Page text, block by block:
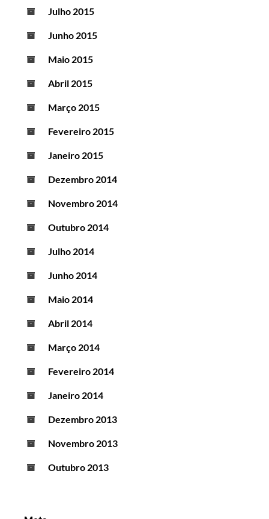
Julho 2015
Junho 2015
Maio 2015
Abril 2015
Março 2015
Fevereiro 2015
Janeiro 2015
Dezembro 2014
Novembro 2014
Outubro 2014
Julho 2014
Junho 2014
Maio 2014
Abril 2014
Março 2014
Fevereiro 2014
Janeiro 2014
Dezembro 2013
Novembro 2013
Outubro 2013